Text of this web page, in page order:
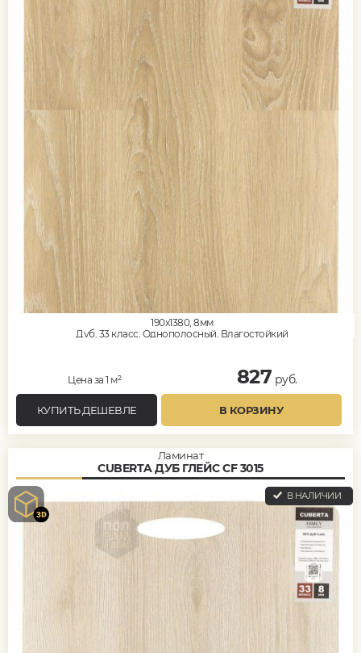
190x1380, 8мм
Дуб, 33 класс, Однополосный, Влагостойкий
Цена за 1 м² 827 руб.
КУПИТЬ ДЕШЕВЛЕ В КОРЗИНУ
Ламинат
CUBERTA ДУБ ГЛЕЙС CF 3015
В НАЛИЧИИ